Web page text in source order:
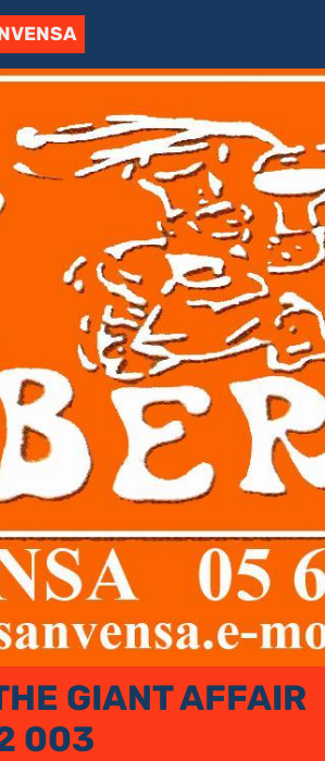
GIANT AFFAIR
003